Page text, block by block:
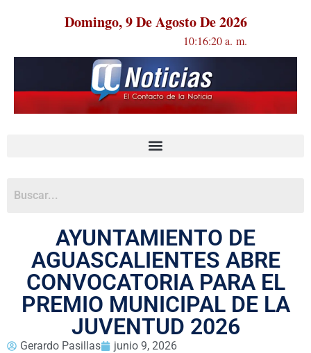
Domingo, 9 De Agosto De 2026
10:16:20 a. m.
AYUNTAMIENTO DE
AGUASCALIENTES ABRE
CONVOCATORIA PARA EL
PREMIO MUNICIPAL DE LA
JUVENTUD 2026
Gerardo Pasillas junio 9, 2026